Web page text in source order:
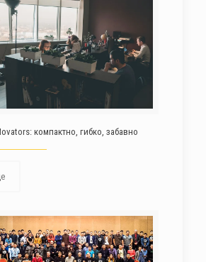
компактно, гибко, забавно